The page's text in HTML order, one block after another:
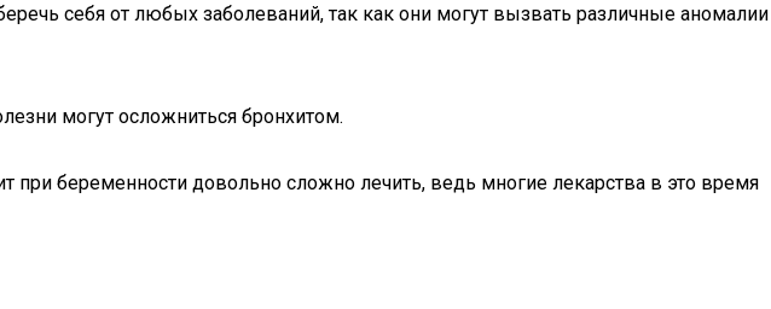
себя от любых заболеваний, так как они могут вызвать различные аномалии
могут осложниться бронхитом.
беременности довольно сложно лечить, ведь многие лекарства в это время